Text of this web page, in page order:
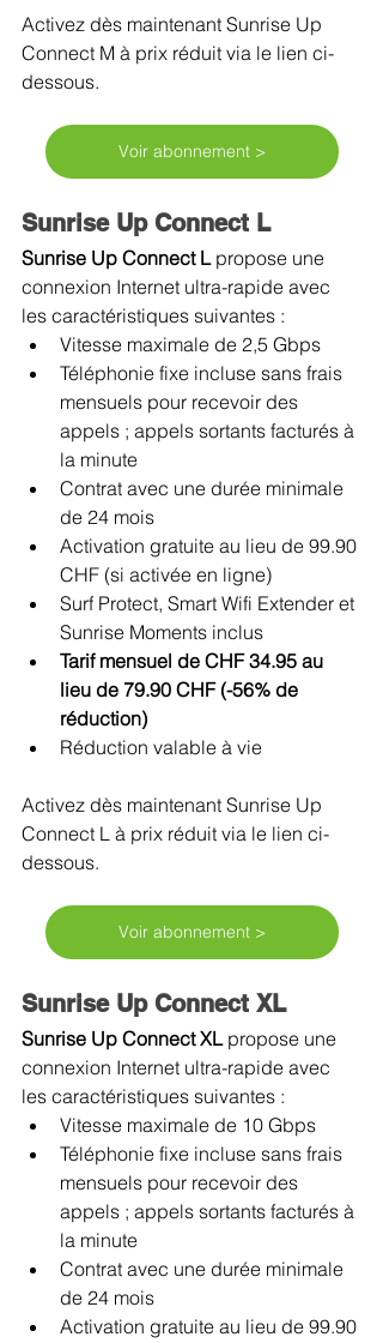
Activez dès maintenant Sunrise Up
Connect M à prix réduit via le lien ci-
dessous.
Voir abonnement >
Sunrise Up Connect L
Sunrise Up Connect L propose une
connexion Internet ultra-rapide avec
les caractéristiques suivantes :
Vitesse maximale de 2,5 Gbps
Téléphonie fixe incluse sans frais
mensuels pour recevoir des
appels ; appels sortants facturés à
la minute
Contrat avec une durée minimale
de 24 mois
Activation gratuite au lieu de 99.90
CHF (si activée en ligne)
Surf Protect, Smart Wifi Extender et
Sunrise Moments inclus
Tarif mensuel de CHF 34.95 au
lieu de 79.90 CHF (-56% de
réduction)
Réduction valable à vie
Activez dès maintenant Sunrise Up
Connect L à prix réduit via le lien ci-
dessous.
Voir abonnement >
Sunrise Up Connect XL
Sunrise Up Connect XL propose une
connexion Internet ultra-rapide avec
les caractéristiques suivantes :
Vitesse maximale de 10 Gbps
Téléphonie fixe incluse sans frais
mensuels pour recevoir des
appels ; appels sortants facturés à
la minute
Contrat avec une durée minimale
de 24 mois
Activation gratuite au lieu de 99.90